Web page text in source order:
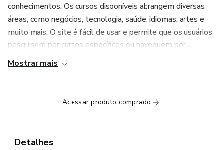
conhecimentos. Os cursos disponíveis abrangem diversas
áreas, como negócios, tecnologia, saúde, idiomas, artes e
muito mais. O site é fácil de usar e permite que os usuários
pesquisem por cursos específicos ou naveguem por ...
Mostrar mais
Acessar produto comprado
Detalhes